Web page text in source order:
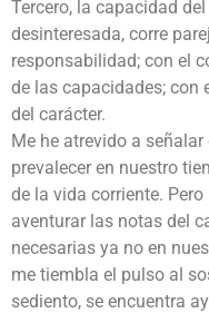
Tercero, la capacidad
desinteresada, corre
responsabilidad; con el
de las capacidades; con
del carácter.
Me he atrevido a
prevalecer en nuestro
de la vida corriente.
aventurar las notas del
necesarias ya no en
me tiembla el pulso al
sediento, se encuentra